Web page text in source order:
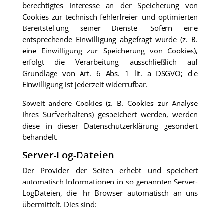
berechtigtes Interesse an der Speicherung von
Cookies zur technisch fehlerfreien und optimierten
Bereitstellung seiner Dienste. Sofern eine
entsprechende Einwilligung abgefragt wurde (z. B.
eine Einwilligung zur Speicherung von Cookies),
erfolgt die Verarbeitung ausschließlich auf
Grundlage von Art. 6 Abs. 1 lit. a DSGVO; die
Einwilligung ist jederzeit widerrufbar.
Soweit andere Cookies (z. B. Cookies zur Analyse
Ihres Surfverhaltens) gespeichert werden, werden
diese in dieser Datenschutzerklärung gesondert
behandelt.
Server-Log-Dateien
Der Provider der Seiten erhebt und speichert
automatisch Informationen in so genannten Server-
LogDateien, die Ihr Browser automatisch an uns
übermittelt. Dies sind: